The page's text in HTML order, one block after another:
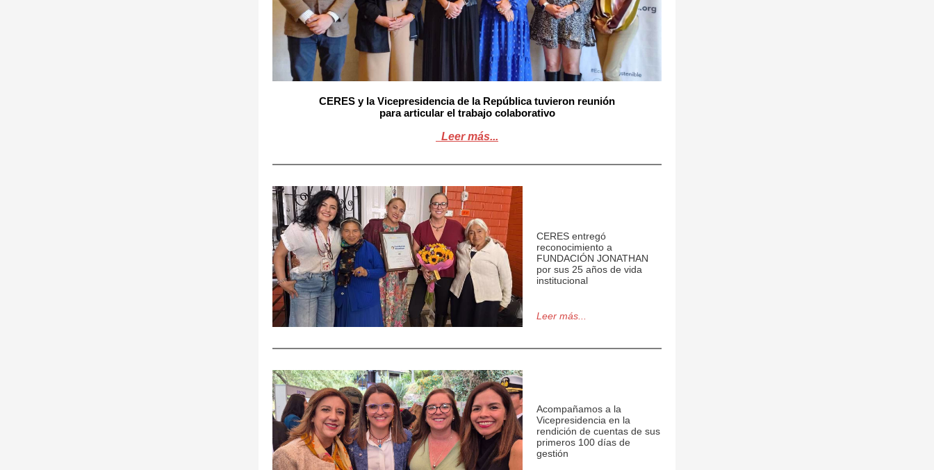
CERES y la Vicepresidencia de la República tuvieron reunión
para articular el trabajo colaborativo
Leer más...
CERES entregó
reconocimiento a
FUNDACIÓN JONATHAN
por sus 25 años de vida
institucional
Leer más...
Acompañamos a la
Vicepresidencia en la
rendición de cuentas de sus
primeros 100 días de
gestión